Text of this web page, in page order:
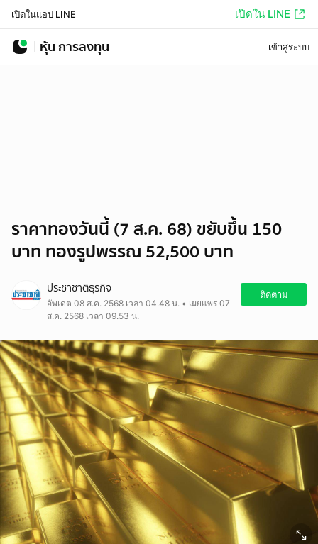
เปิดในแอป LINE เปิดใน LINE
หุ้น การลงทุน เข้าสู่ระบบ
ราคาทองวันนี้ (7 ส.ค. 68) ขยับขึ้น 150
บาท ทองรูปพรรณ 52,500 บาท
ประชาชาติธุรกิจ
อัพเดต 08 ส.ค. 2568 เวลา 04.48 น. • เผยแพร่ 07
ส.ค. 2568 เวลา 09.53 น.
ติดตาม